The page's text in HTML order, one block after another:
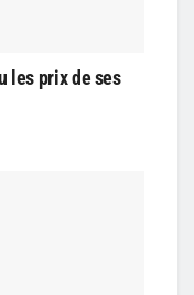
les prix de ses